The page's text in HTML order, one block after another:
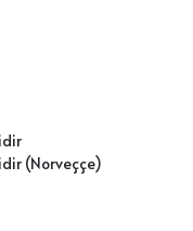
r
(Norveççe)